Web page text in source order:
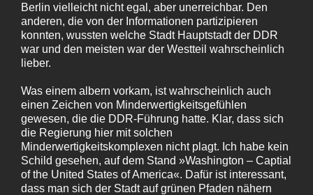
Berlin vielleicht nicht egal, aber unerreichbar. Den
anderen, die von der Informationen partizipieren
konnten, wussten welche Stadt Hauptstadt der DDR
war und den meisten war der Westteil wahrscheinlich
lieber.
Was einem albern vorkam, ist wahrscheinlich auch
einen Zeichen von Minderwertigkeitsgefühlen
gewesen, die die DDR-Führung hatte. Klar, dass sich
die Regierung hier mit solchen
Minderwertigkeitskomplexen nicht plagt. Ich habe kein
Schild gesehen, auf dem Stand »Washington – Captial
of the United States of America«. Dafür ist interessant,
dass man sich der Stadt auf grünen Pfaden nähern